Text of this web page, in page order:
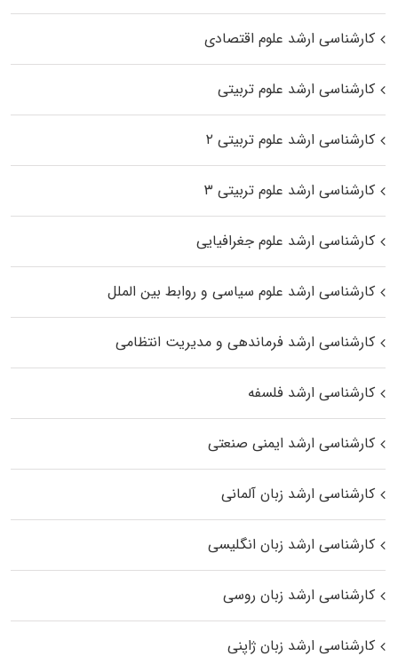
کارشناسی ارشد علوم اقتصادی
کارشناسی ارشد علوم تربیتی
کارشناسی ارشد علوم تربیتی ۲
کارشناسی ارشد علوم تربیتی ۳
کارشناسی ارشد علوم جغرافیایی
کارشناسی ارشد علوم سیاسی و روابط بین الملل
کارشناسی ارشد فرماندهی و مدیریت انتظامی
کارشناسی ارشد فلسفه
کارشناسی ارشد ایمنی صنعتی
کارشناسی ارشد زبان آلمانی
کارشناسی ارشد زبان انگلیسی
کارشناسی ارشد زبان روسی
کارشناسی ارشد زبان ژاپنی